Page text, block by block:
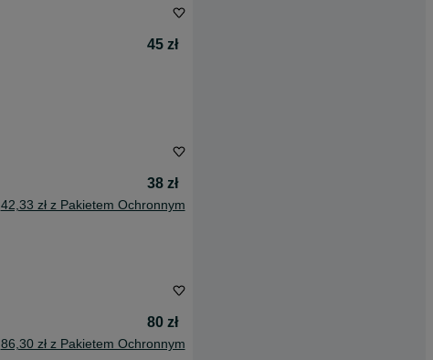
45 zł
38 zł
42,33 zł z Pakietem Ochronnym
80 zł
86,30 zł z Pakietem Ochronnym